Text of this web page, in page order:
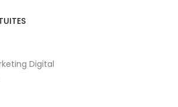
Digital